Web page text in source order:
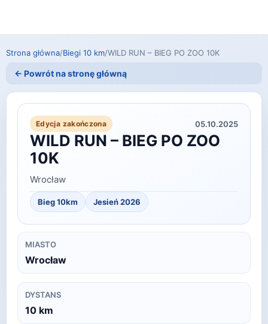
Strona główna/Biegi 10 km/WILD RUN – BIEG PO ZOO 10K
← Powrót na stronę główną
Edycja zakończona 05.10.2025
WILD RUN – BIEG PO ZOO
10K
Wrocław
Bieg 10km Jesień 2026
MIASTO
Wrocław
DYSTANS
10 km